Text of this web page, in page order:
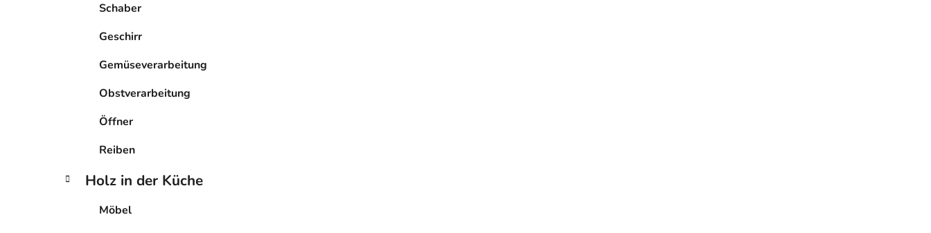
Schaber
Geschirr
Gemüseverarbeitung
Obstverarbeitung
Öffner
Reiben
Holz in der Küche
Möbel